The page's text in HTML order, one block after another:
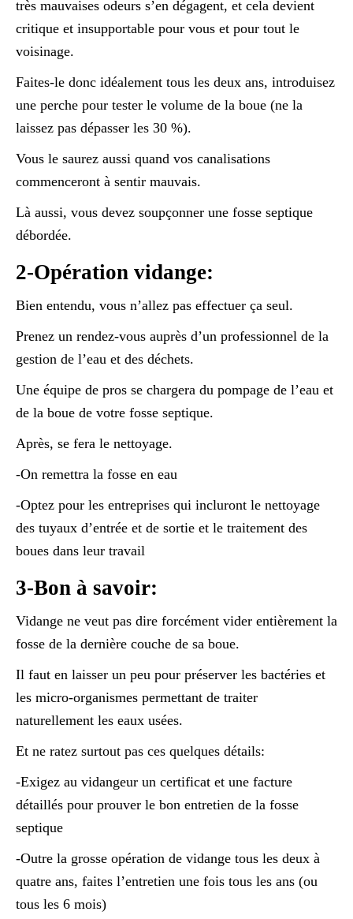
très mauvaises odeurs s’en dégagent, et cela devient
critique et insupportable pour vous et pour tout le
voisinage.
Faites-le donc idéalement tous les deux ans, introduisez
une perche pour tester le volume de la boue (ne la
laissez pas dépasser les 30 %).
Vous le saurez aussi quand vos canalisations
commenceront à sentir mauvais.
Là aussi, vous devez soupçonner une fosse septique
débordée.
2-Opération vidange:
Bien entendu, vous n’allez pas effectuer ça seul.
Prenez un rendez-vous auprès d’un professionnel de la
gestion de l’eau et des déchets.
Une équipe de pros se chargera du pompage de l’eau et
de la boue de votre fosse septique.
Après, se fera le nettoyage.
-On remettra la fosse en eau
-Optez pour les entreprises qui incluront le nettoyage
des tuyaux d’entrée et de sortie et le traitement des
boues dans leur travail
3-Bon à savoir:
Vidange ne veut pas dire forcément vider entièrement la
fosse de la dernière couche de sa boue.
Il faut en laisser un peu pour préserver les bactéries et
les micro-organismes permettant de traiter
naturellement les eaux usées.
Et ne ratez surtout pas ces quelques détails:
-Exigez au vidangeur un certificat et une facture
détaillés pour prouver le bon entretien de la fosse
septique
-Outre la grosse opération de vidange tous les deux à
quatre ans, faites l’entretien une fois tous les ans (ou
tous les 6 mois)